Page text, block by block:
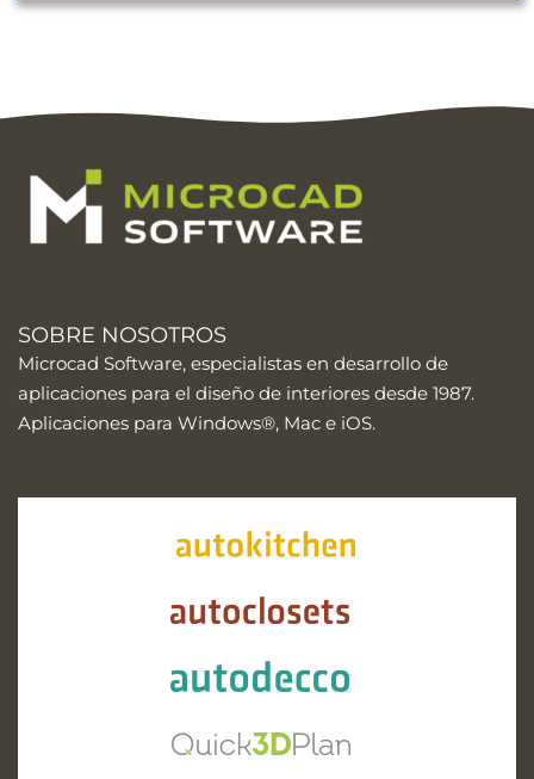
SOBRE NOSOTROS
Microcad Software, especialistas en desarrollo de
aplicaciones para el diseño de interiores desde 1987.
Aplicaciones para Windows®, Mac e iOS.